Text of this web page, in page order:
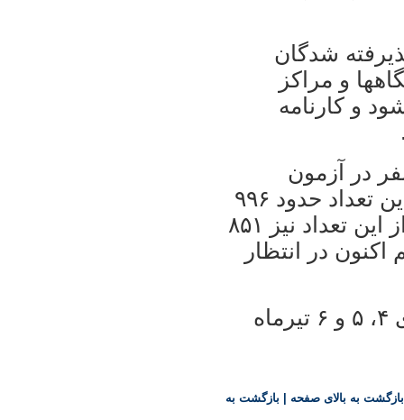
شدگان
و مراکز
و کارنامه
و ۲۵۲ هزار نفر در آزمون
سراسری سال ۸۸ شرکت کردند که از اين تعداد حدود ۹۹۶
هزار نفر مجاز به انتخاب رشته شدند و از اين تعداد نيز ۸۵۱
هم اکنون در انتظار
کنکور سراسری سال ۱۳۸۸ طی روزهای ۴، ۵ و ۶ تيرماه
بازگشت به بالای صفحه بازگشت به